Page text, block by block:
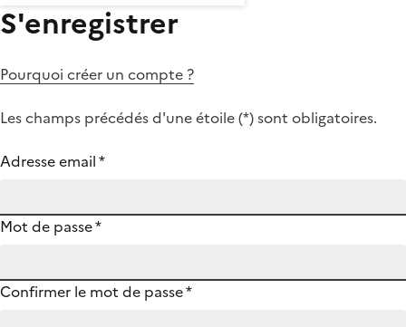
S'enregistrer
Pourquoi créer un compte ?
Les champs précédés d'une étoile (*) sont obligatoires.
Adresse email*
Mot de passe*
Confirmer le mot de passe*